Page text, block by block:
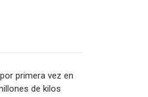
primera vez en
de kilos